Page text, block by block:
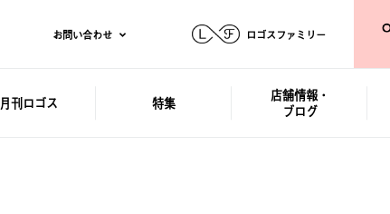
お問い合わせ ロゴスファミリー
月刊ロゴス 特集
店舗情報・
ブログ